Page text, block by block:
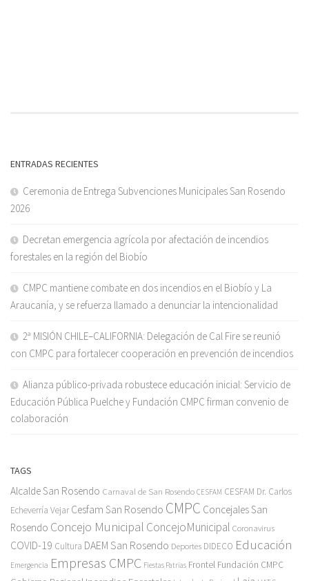
ENTRADAS RECIENTES
Ceremonia de Entrega Subvenciones Municipales San Rosendo
2026
Decretan emergencia agrícola por afectación de incendios
forestales en la región del Biobío
CMPC mantiene combate en dos incendios en el Biobío y La
Araucanía, y se refuerza llamado a denunciar la intencionalidad
2ª MISIÓN CHILE–CALIFORNIA: Delegación de Cal Fire se reunió
con CMPC para fortalecer cooperación en prevención de incendios
Alianza público-privada robustece educación inicial: Servicio de
Educación Pública Puelche y Fundación CMPC firman convenio de
colaboración
TAGS
Alcalde San Rosendo Carnaval de San Rosendo CESFAM CESFAM Dr. Carlos
Echeverría Vejar Cesfam San Rosendo CMPC Concejales San
Rosendo Concejo Municipal ConcejoMunicipal Coronavirus
COVID-19 Cultura DAEM San Rosendo Deportes DIDECO Educación
Emergencia Empresas CMPC Fiestas Patrias Frontel Fundación CMPC